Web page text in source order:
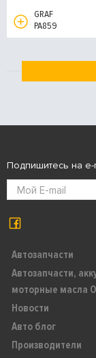
GRAF
PA859
Автозапчасти
Автозапчасти,
моторные масла
Новости
Авто блог
Производители
Подпишитесь на e-